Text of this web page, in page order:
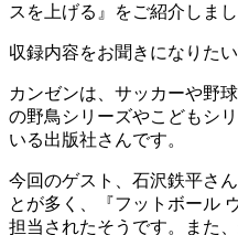
スを上げる』をご紹介しまし
収録内容をお聞きになりたい
カンゼンは、サッカーや野
の野鳥シリーズやこどもシ
いる出版社さんです。
今回のゲスト、石沢鉄平さ
とが多く、『フットボール
担当されたそうです。また